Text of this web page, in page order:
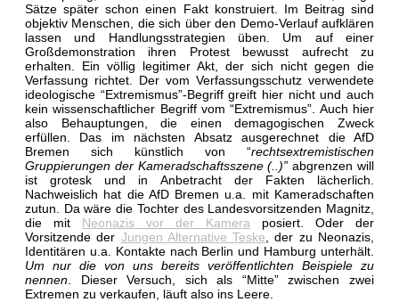
Sätze später schon einen Fakt konstruiert. Im Beitrag sind
objektiv Menschen, die sich über den Demo-Verlauf aufklären
lassen und Handlungsstrategien üben. Um auf einer
Großdemonstration ihren Protest bewusst aufrecht zu
erhalten. Ein völlig legitimer Akt, der sich nicht gegen die
Verfassung richtet. Der vom Verfassungsschutz verwendete
ideologische “Extremismus”-Begriff greift hier nicht und auch
kein wissenschaftlicher Begriff vom “Extremismus”. Auch hier
also Behauptungen, die einen demagogischen Zweck
erfüllen. Das im nächsten Absatz ausgerechnet die AfD
Bremen sich künstlich von “rechtsextremistischen
Gruppierungen der Kameradschaftsszene (..)” abgrenzen will
ist grotesk und in Anbetracht der Fakten lächerlich.
Nachweislich hat die AfD Bremen u.a. mit Kameradschaften
zutun. Da wäre die Tochter des Landesvorsitzenden Magnitz,
die mit Neonazis vor der Kamera posiert. Oder der
Vorsitzende der Jungen Alternative Teske , der zu Neonazis,
Identitären u.a. Kontakte nach Berlin und Hamburg unterhält.
Um nur die von uns bereits veröffentlichten Beispiele zu
nennen . Dieser Versuch, sich als “Mitte” zwischen zwei
Extremen zu verkaufen, läuft also ins Leere.